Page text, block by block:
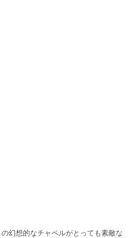
幻想的なチャペルがとっても素敵な